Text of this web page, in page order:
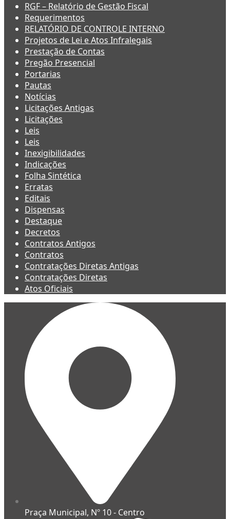
RGF – Relatório de Gestão Fiscal
Requerimentos
RELATÓRIO DE CONTROLE INTERNO
Projetos de Lei e Atos Infralegais
Prestação de Contas
Pregão Presencial
Portarias
Pautas
Notícias
Licitações Antigas
Licitações
Leis
Leis
Inexigibilidades
Indicações
Folha Sintética
Erratas
Editais
Dispensas
Destaque
Decretos
Contratos Antigos
Contratos
Contratações Diretas Antigas
Contratações Diretas
Atos Oficiais
Praça Municipal, Nº 10 - Centro